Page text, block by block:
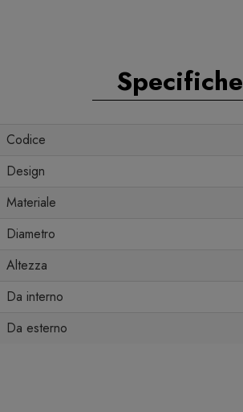
Specifiche
Codice
Design
Materiale
Diametro
Altezza
Da interno
Da esterno